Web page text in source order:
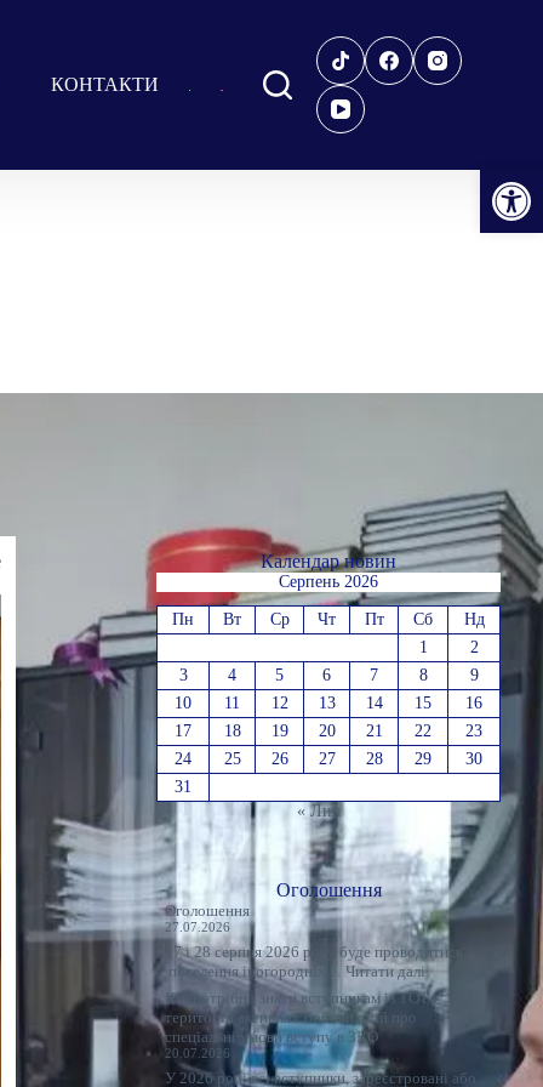
Відкрити Панель інструментів
КОНТАКТИ
Календар новин
Серпень 2026
Пн Вт Ср Чт Пт Сб
Нд
1
2
3
4 5 6 7 8
9
10
11 12 13 14 15
16
17
18 19 20 21 22
23
24
25 26 27 28 29
30
31
« Лип
Оголошення
Оголошення
27.07.2026
27 і 28 серпня 2026 року буде проводитись
поселення іногородніх…Читати далі:
Оголошення
Що потрібно знати вступникам із ТОТ і
територій активних бойових дій про
спеціальні умови вступу в ЗВО
20.07.2026
У 2026 році всі вступники, зареєстровані або